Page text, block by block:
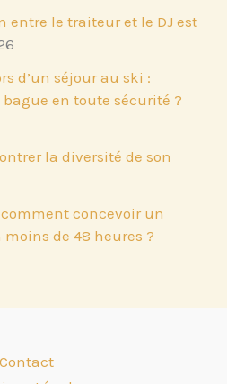
entre le traiteur et le DJ est
d’un séjour au ski :
en toute sécurité ?
la diversité de son
concevoir un
de 48 heures ?
Contact